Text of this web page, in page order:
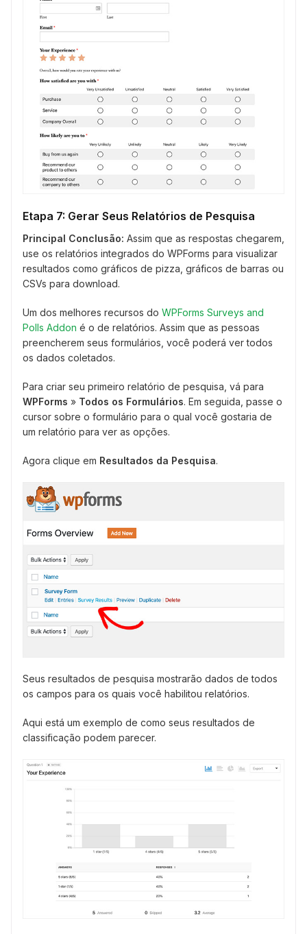
Etapa 7: Gerar Seus Relatórios de Pesquisa
Principal Conclusão: Assim que as respostas chegarem,
use os relatórios integrados do WPForms para visualizar
resultados como gráficos de pizza, gráficos de barras ou
CSVs para download.
Um dos melhores recursos do WPForms Surveys and
Polls Addon é o de relatórios. Assim que as pessoas
preencherem seus formulários, você poderá ver todos
os dados coletados.
Para criar seu primeiro relatório de pesquisa, vá para
WPForms » Todos os Formulários. Em seguida, passe o
cursor sobre o formulário para o qual você gostaria de
um relatório para ver as opções.
Agora clique em Resultados da Pesquisa.
Seus resultados de pesquisa mostrarão dados de todos
os campos para os quais você habilitou relatórios.
Aqui está um exemplo de como seus resultados de
classificação podem parecer.